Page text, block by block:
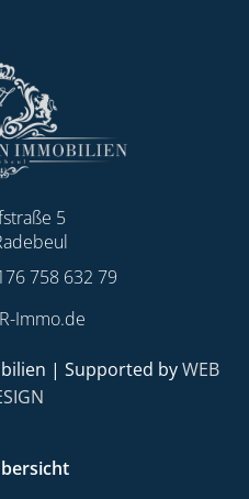
5
758 632 79
Immo.de
| Supported byWEB